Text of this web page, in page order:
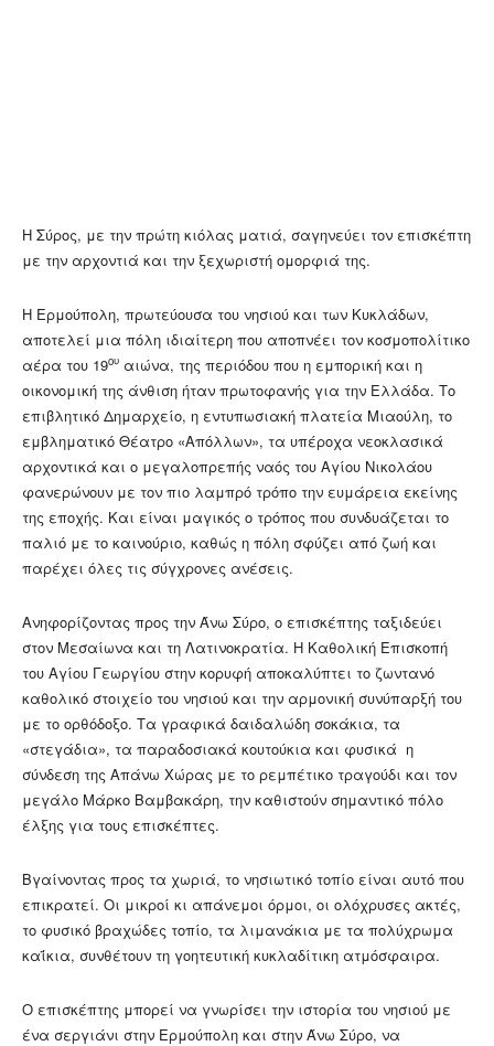
Η Σύρος, με την πρώτη κιόλας ματιά, σαγηνεύει τον επισκέπτη
με την αρχοντιά και την ξεχωριστή ομορφιά της.
Η Ερμούπολη, πρωτεύουσα του νησιού και των Κυκλάδων,
αποτελεί μια πόλη ιδιαίτερη που αποπνέει τον κοσμοπολίτικο
αέρα του 19ου αιώνα, της περιόδου που η εμπορική και η
οικονομική της άνθιση ήταν πρωτοφανής για την Ελλάδα. Το
επιβλητικό Δημαρχείο, η εντυπωσιακή πλατεία Μιαούλη, το
εμβληματικό Θέατρο «Απόλλων», τα υπέροχα νεοκλασικά
αρχοντικά και ο μεγαλοπρεπής ναός του Αγίου Νικολάου
φανερώνουν με τον πιο λαμπρό τρόπο την ευμάρεια εκείνης
της εποχής. Και είναι μαγικός ο τρόπος που συνδυάζεται το
παλιό με το καινούριο, καθώς η πόλη σφύζει από ζωή και
παρέχει όλες τις σύγχρονες ανέσεις.
Ανηφορίζοντας προς την Άνω Σύρο, ο επισκέπτης ταξιδεύει
στον Μεσαίωνα και τη Λατινοκρατία. Η Καθολική Επισκοπή
του Αγίου Γεωργίου στην κορυφή αποκαλύπτει το ζωντανό
καθολικό στοιχείο του νησιού και την αρμονική συνύπαρξή του
με το ορθόδοξο. Τα γραφικά δαιδαλώδη σοκάκια, τα
«στεγάδια», τα παραδοσιακά κουτούκια και φυσικά η
σύνδεση της Απάνω Χώρας με το ρεμπέτικο τραγούδι και τον
μεγάλο Μάρκο Βαμβακάρη, την καθιστούν σημαντικό πόλο
έλξης για τους επισκέπτες.
Βγαίνοντας προς τα χωριά, το νησιωτικό τοπίο είναι αυτό που
επικρατεί. Οι μικροί κι απάνεμοι όρμοι, οι ολόχρυσες ακτές,
το φυσικό βραχώδες τοπίο, τα λιμανάκια με τα πολύχρωμα
καΐκια, συνθέτουν τη γοητευτική κυκλαδίτικη ατμόσφαιρα.
Ο επισκέπτης μπορεί να γνωρίσει την ιστορία του νησιού με
ένα σεργιάνι στην Ερμούπολη και στην Άνω Σύρο, να